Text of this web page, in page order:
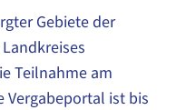
Gebiete der
Teilnahme am
Vergabeportal ist bis